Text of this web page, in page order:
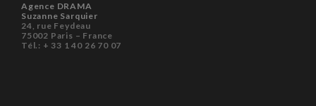
Agence DRAMA
Suzanne Sarquier
24, rue Feydeau
75002 Paris – France
Tél.: + 33 1 40 26 70 07